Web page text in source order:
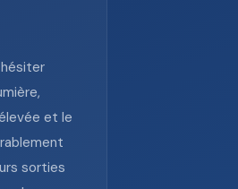
et le
sorties